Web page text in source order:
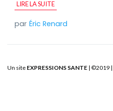
LIRE LA SUITE
Éric Renard
Un site EXPRESSIONS SANTE | ©2019 |